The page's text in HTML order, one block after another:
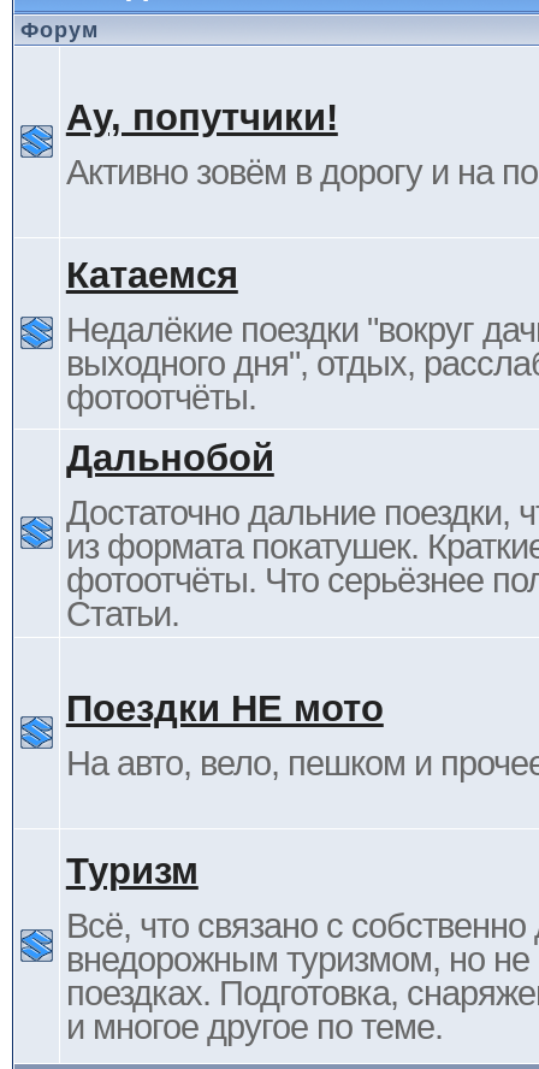
Форум
Ау, попутчики!
Активно зовём в дорогу и на
Катаемся
Недалёкие поездки "вокруг
выходного дня", отдых,
фотоотчёты.
Дальнобой
Достаточно дальние поездки,
из формата покатушек.
фотоотчёты. Что серьёзнее
Статьи.
Поездки НЕ мото
На авто, вело, пешком и
Туризм
Всё, что связано с
внедорожным туризмом, но не
поездках. Подготовка,
и многое другое по теме.